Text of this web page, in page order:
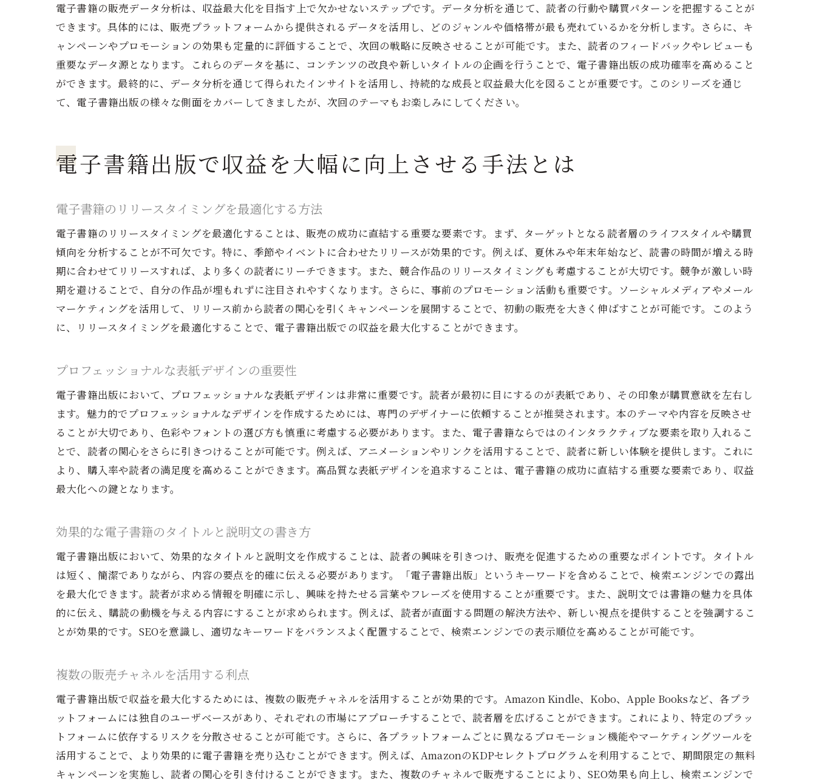
電子書籍出版による印税増加のための効果的アプローチ
直販モデルとプラットフォーム利用の比較
電子書籍の価格戦略と印税の関係
特典付き販売で印税を増やす方法
継続的なマーケティング活動の重要性
電子書籍出版で収益を最大化するための具体的なステップと実践例
電子書籍のプロフェッショナルな編集方法
発売日までのカウントダウンプロモーション
効果的なランディングページの作成
出版後のフォローアップ戦略
成功事例から学ぶベストプラクティス
電子書籍の販売データ分析は、収益最大化を目指す上で欠かせないステップです。データ分析を通じて、読者の行動や購買パターンを把握することが
できます。具体的には、販売プラットフォームから提供されるデータを活用し、どのジャンルや価格帯が最も売れているかを分析します。さらに、キ
ャンペーンやプロモーションの効果も定量的に評価することで、次回の戦略に反映させることが可能です。また、読者のフィードバックやレビューも
重要なデータ源となります。これらのデータを基に、コンテンツの改良や新しいタイトルの企画を行うことで、電子書籍出版の成功確率を高めること
ができます。最終的に、データ分析を通じて得られたインサイトを活用し、持続的な成長と収益最大化を図ることが重要です。このシリーズを通じ
て、電子書籍出版の様々な側面をカバーしてきましたが、次回のテーマもお楽しみにしてください。
電子書籍出版で収益を大幅に向上させる手法とは
電子書籍のリリースタイミングを最適化する方法
電子書籍のリリースタイミングを最適化することは、販売の成功に直結する重要な要素です。まず、ターゲットとなる読者層のライフスタイルや購買
傾向を分析することが不可欠です。特に、季節やイベントに合わせたリリースが効果的です。例えば、夏休みや年末年始など、読書の時間が増える時
期に合わせてリリースすれば、より多くの読者にリーチできます。また、競合作品のリリースタイミングも考慮することが大切です。競争が激しい時
期を避けることで、自分の作品が埋もれずに注目されやすくなります。さらに、事前のプロモーション活動も重要です。ソーシャルメディアやメール
マーケティングを活用して、リリース前から読者の関心を引くキャンペーンを展開することで、初動の販売を大きく伸ばすことが可能です。このよう
に、リリースタイミングを最適化することで、電子書籍出版での収益を最大化することができます。
プロフェッショナルな表紙デザインの重要性
電子書籍出版において、プロフェッショナルな表紙デザインは非常に重要です。読者が最初に目にするのが表紙であり、その印象が購買意欲を左右し
ます。魅力的でプロフェッショナルなデザインを作成するためには、専門のデザイナーに依頼することが推奨されます。本のテーマや内容を反映させ
ることが大切であり、色彩やフォントの選び方も慎重に考慮する必要があります。また、電子書籍ならではのインタラクティブな要素を取り入れるこ
とで、読者の関心をさらに引きつけることが可能です。例えば、アニメーションやリンクを活用することで、読者に新しい体験を提供します。これに
より、購入率や読者の満足度を高めることができます。高品質な表紙デザインを追求することは、電子書籍の成功に直結する重要な要素であり、収益
最大化への鍵となります。
効果的な電子書籍のタイトルと説明文の書き方
電子書籍出版において、効果的なタイトルと説明文を作成することは、読者の興味を引きつけ、販売を促進するための重要なポイントです。タイトル
は短く、簡潔でありながら、内容の要点を的確に伝える必要があります。「電子書籍出版」というキーワードを含めることで、検索エンジンでの露出
を最大化できます。読者が求める情報を明確に示し、興味を持たせる言葉やフレーズを使用することが重要です。また、説明文では書籍の魅力を具体
的に伝え、購読の動機を与える内容にすることが求められます。例えば、読者が直面する問題の解決方法や、新しい視点を提供することを強調するこ
とが効果的です。SEOを意識し、適切なキーワードをバランスよく配置することで、検索エンジンでの表示順位を高めることが可能です。
複数の販売チャネルを活用する利点
電子書籍出版で収益を最大化するためには、複数の販売チャネルを活用することが効果的です。Amazon Kindle、Kobo、Apple Booksなど、各プラ
ットフォームには独自のユーザベースがあり、それぞれの市場にアプローチすることで、読者層を広げることができます。これにより、特定のプラッ
トフォームに依存するリスクを分散させることが可能です。さらに、各プラットフォームごとに異なるプロモーション機能やマーケティングツールを
活用することで、より効果的に電子書籍を売り込むことができます。例えば、AmazonのKDPセレクトプログラムを利用することで、期間限定の無料
キャンペーンを実施し、読者の関心を引き付けることができます。また、複数のチャネルで販売することにより、SEO効果も向上し、検索エンジンで